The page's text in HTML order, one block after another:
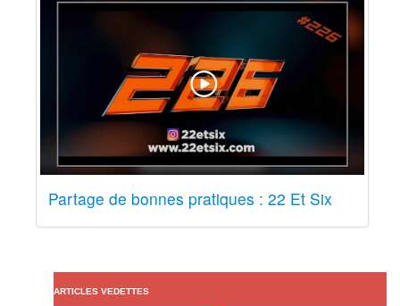
Partage de bonnes pratiques : 22 Et Six
ARTICLES VEDETTES